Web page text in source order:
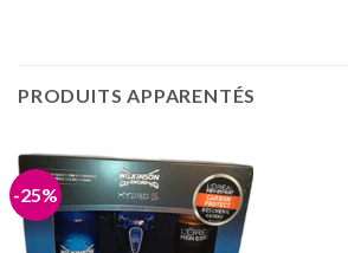
PRODUITS APPARENTÉS
-25%